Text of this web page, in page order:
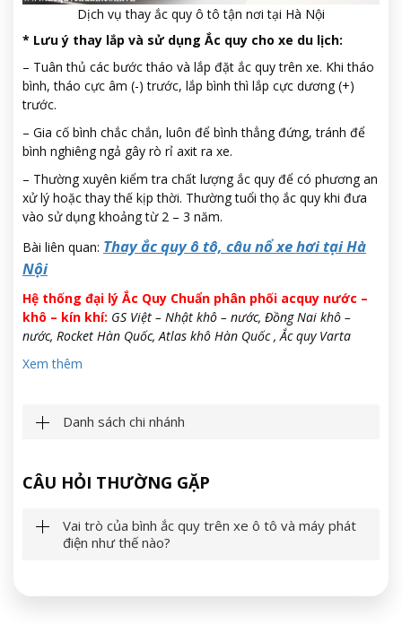
Dịch vụ thay ắc quy ô tô tận nơi tại Hà Nội
* Lưu ý thay lắp và sử dụng Ắc quy cho xe du lịch:
– Tuân thủ các bước tháo và lắp đặt ắc quy trên xe. Khi tháo
bình, tháo cực âm (-) trước, lắp bình thì lắp cực dương (+)
trước.
– Gia cố bình chắc chắn, luôn để bình thẳng đứng, tránh để
bình nghiêng ngả gây rò rỉ axit ra xe.
– Thường xuyên kiểm tra chất lượng ắc quy để có phương an
xử lý hoặc thay thế kịp thời. Thường tuổi thọ ắc quy khi đưa
vào sử dụng khoảng từ 2 – 3 năm.
Bài liên quan: Thay ắc quy ô tô, câu nổ xe hơi tại Hà
Nội
Hệ thống đại lý Ắc Quy Chuẩn phân phối acquy nước –
khô – kín khí: GS Việt – Nhật khô – nước, Đồng Nai khô –
nước, Rocket Hàn Quốc, Atlas khô Hàn Quốc , Ắc quy Varta
Xem thêm
Danh sách chi nhánh
CÂU HỎI THƯỜNG GẶP
Vai trò của bình ắc quy trên xe ô tô và máy phát
điện như thế nào?